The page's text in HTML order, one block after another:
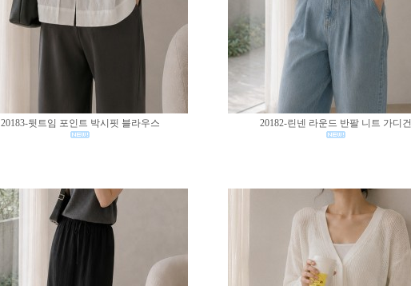
20183-뒷트임 포인트 박시핏 블라우스 20182-린넨 라운드 반팔 니트 가디건